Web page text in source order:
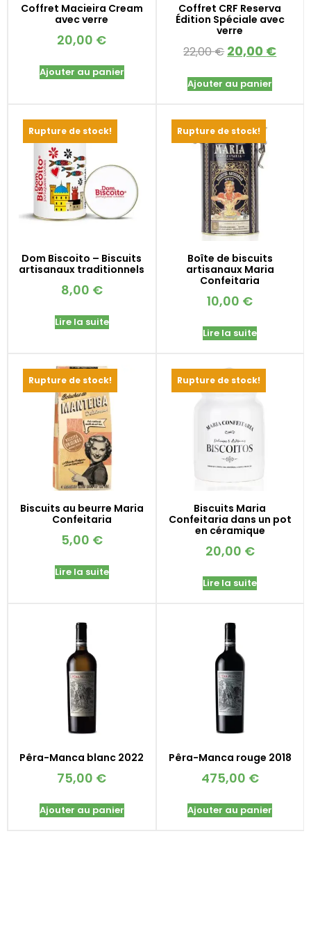
Coffret Macieira Cream
avec verre
20,00 €
Ajouter au panier
Coffret CRF Reserva
Édition Spéciale avec
verre
22,00€ 20,00 €
Ajouter au panier
Rupture de stock!
Dom Biscoito – Biscuits
artisanaux traditionnels
8,00 €
Lire la suite
Rupture de stock!
Boîte de biscuits
artisanaux Maria
Confeitaria
10,00 €
Lire la suite
Rupture de stock!
Biscuits au beurre Maria
Confeitaria
5,00 €
Lire la suite
Rupture de stock!
Biscuits Maria
Confeitaria dans un pot
en céramique
20,00 €
Lire la suite
Pêra-Manca blanc 2022
75,00 €
Ajouter au panier
Pêra-Manca rouge 2018
475,00 €
Ajouter au panier